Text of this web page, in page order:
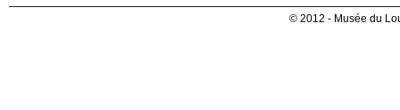
© 2012 - Musée du